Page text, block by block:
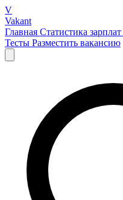
V
Vakant
Главная Статистика зарплат
Тесты Разместить вакансию